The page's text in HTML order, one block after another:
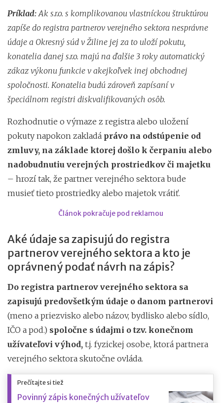
Príklad: Ak s.r.o. s komplikovanou vlastníckou štruktúrou
zapíše do registra partnerov verejného sektora nesprávne
údaje a Okresný súd v Žiline jej za to uloží pokutu,
konatelia danej s.r.o. majú na ďalšie 3 roky automatický
zákaz výkonu funkcie v akejkoľvek inej obchodnej
spoločnosti. Konatelia budú zároveň zapísaní v
špeciálnom registri diskvalifikovaných osôb.
Rozhodnutie o výmaze z registra alebo uložení
pokuty napokon zakladá právo na odstúpenie od
zmluvy, na základe ktorej došlo k čerpaniu alebo
nadobudnutiu verejných prostriedkov či majetku
– hrozí tak, že partner verejného sektora bude
musieť tieto prostriedky alebo majetok vrátiť.
Článok pokračuje pod reklamou
Aké údaje sa zapisujú do registra
partnerov verejného sektora a kto je
oprávnený podať návrh na zápis?
Do registra partnerov verejného sektora sa
zapisujú predovšetkým údaje o danom partnerovi
(meno a priezvisko alebo názov, bydlisko alebo sídlo,
IČO a pod.) spoločne s údajmi o tzv. konečnom
užívateľovi výhod, t.j. fyzickej osobe, ktorá partnera
verejného sektora skutočne ovláda.
Prečítajte si tiež
Povinný zápis konečných užívateľov